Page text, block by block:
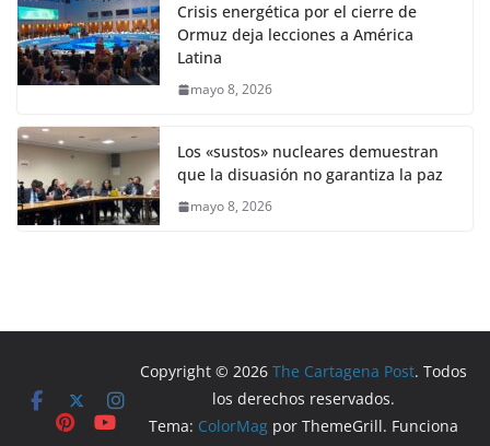
Crisis energética por el cierre de
Ormuz deja lecciones a América
Latina
mayo 8, 2026
Los «sustos» nucleares demuestran
que la disuasión no garantiza la paz
mayo 8, 2026
Copyright © 2026The Cartagena Post. Todos
los derechos reservados.
Tema: ColorMag por ThemeGrill. Funciona